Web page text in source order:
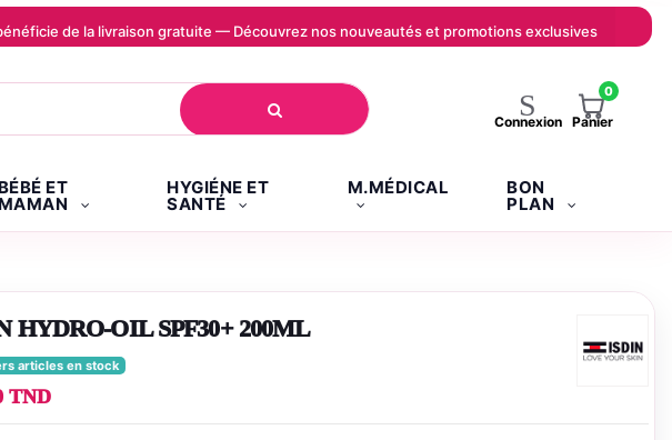
de la livraison gratuite — Découvrez nos nouveautés et promotions exclusives
Connexion
0
Panier
BÉBÉ ET
MAMAN
HYGIÉNE ET
SANTÉ
M.MÉDICAL BON
PLAN
HYDRO-OIL SPF30+ 200ML
articles en stock
TND